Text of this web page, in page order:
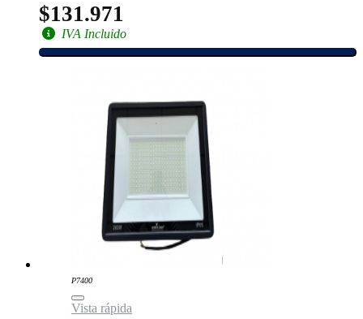
$131.971
IVA Incluido
P7400
Vista rápida